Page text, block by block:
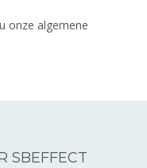
onze algemene
SBEFFECT